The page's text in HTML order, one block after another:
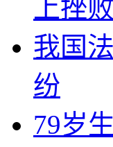
上挫
我国
纷
79岁